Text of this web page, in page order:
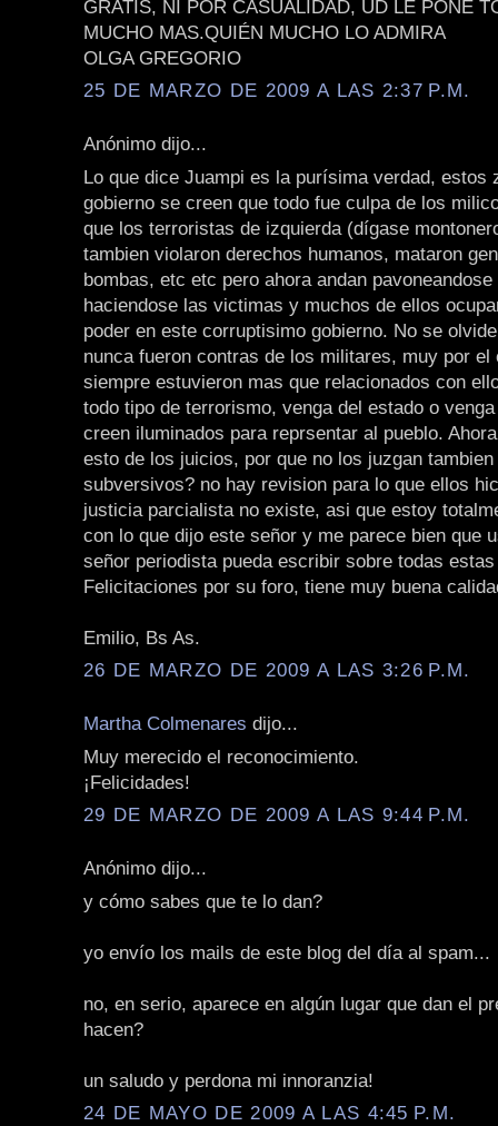
GRATIS, NI POR CASUALIDAD, UD LE PONE
MUCHO MAS.QUIÉN MUCHO LO ADMIRA
OLGA GREGORIO
25 DE MARZO DE 2009 A LAS 2:37 P.M.
Anónimo dijo...
Lo que dice Juampi es la purísima verdad, estos
gobierno se creen que todo fue culpa de los
que los terroristas de izquierda (dígase
tambien violaron derechos humanos, mataron
bombas, etc etc pero ahora andan
haciendose las victimas y muchos de ellos
poder en este corruptisimo gobierno. No se
nunca fueron contras de los militares, muy por el
siempre estuvieron mas que relacionados con
todo tipo de terrorismo, venga del estado o
creen iluminados para reprsentar al pueblo.
esto de los juicios, por que no los juzgan
subversivos? no hay revision para lo que ellos
justicia parcialista no existe, asi que estoy
con lo que dijo este señor y me parece bien que
señor periodista pueda escribir sobre todas
Felicitaciones por su foro, tiene muy buena
Emilio, Bs As.
26 DE MARZO DE 2009 A LAS 3:26 P.M.
Martha Colmenares dijo...
Muy merecido el reconocimiento.
¡Felicidades!
29 DE MARZO DE 2009 A LAS 9:44 P.M.
Anónimo dijo...
y cómo sabes que te lo dan?
yo envío los mails de este blog del día al spam...
no, en serio, aparece en algún lugar que dan el
hacen?
un saludo y perdona mi innoranzia!
24 DE MAYO DE 2009 A LAS 4:45 P.M.